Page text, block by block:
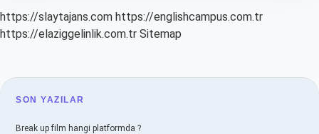
https://slaytajans.com https://englishcampus.com.tr
https://elaziggelinlik.com.tr Sitemap
SIDEBAR
SON YAZILAR
Break up film hangi platformda ?